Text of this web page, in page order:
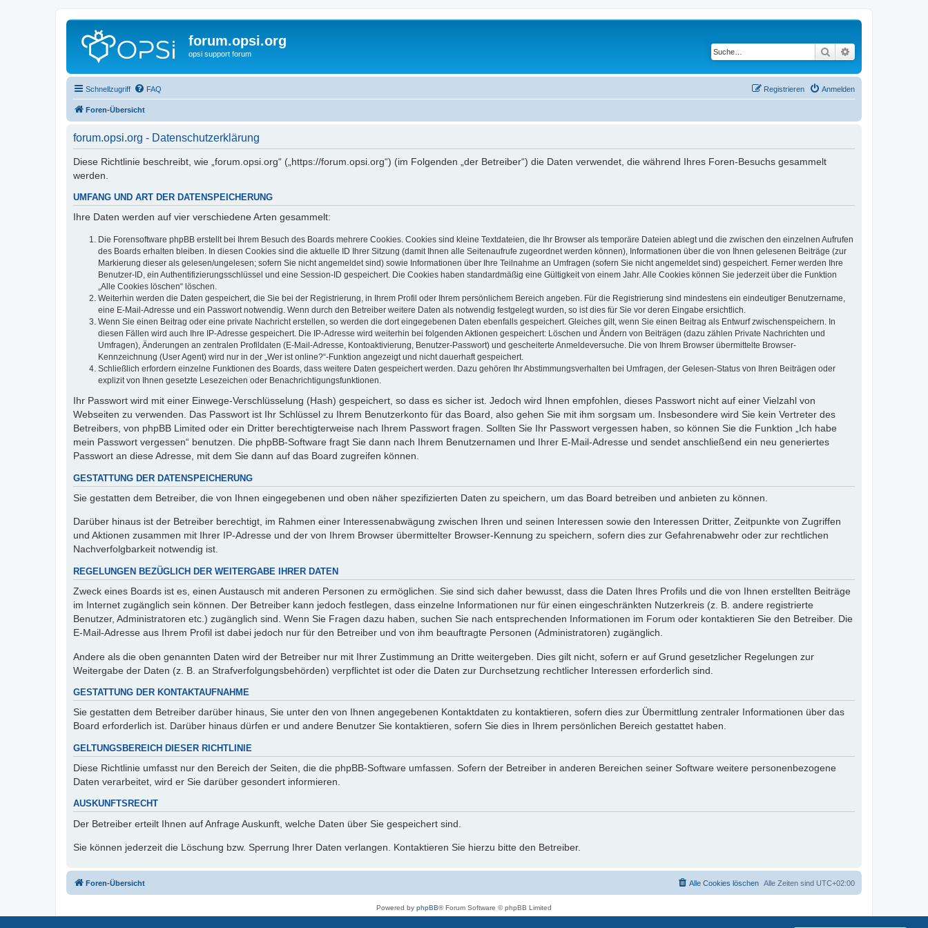
forum.opsi.org
opsi support forum Suche
Schnellzugriff FAQ Anmelden
Registrieren
Foren-Übersicht
forum.opsi.org - Datenschutzerklärung
Diese Richtlinie beschreibt, wie „forum.opsi.org“ („https://forum.opsi.org“) (im Folgenden „der Betreiber“) die Daten verwendet, die während Ihres Foren-Besuchs gesammelt
werden.
UMFANG UND ART DER DATENSPEICHERUNG
Ihre Daten werden auf vier verschiedene Arten gesammelt:
Die Forensoftware phpBB erstellt bei Ihrem Besuch des Boards mehrere Cookies. Cookies sind kleine Textdateien, die Ihr Browser als temporäre Dateien ablegt und die zwischen den einzelnen Aufrufen
des Boards erhalten bleiben. In diesen Cookies sind die aktuelle ID Ihrer Sitzung (damit Ihnen alle Seitenaufrufe zugeordnet werden können), Informationen über die von Ihnen gelesenen Beiträge (zur
Markierung dieser als gelesen/ungelesen; sofern Sie nicht angemeldet sind) sowie Informationen über Ihre Teilnahme an Umfragen (sofern Sie nicht angemeldet sind) gespeichert. Ferner werden Ihre
Benutzer-ID, ein Authentifizierungsschlüssel und eine Session-ID gespeichert. Die Cookies haben standardmäßig eine Gültigkeit von einem Jahr. Alle Cookies können Sie jederzeit über die Funktion
„Alle Cookies löschen“ löschen.
Weiterhin werden die Daten gespeichert, die Sie bei der Registrierung, in Ihrem Profil oder Ihrem persönlichem Bereich angeben. Für die Registrierung sind mindestens ein eindeutiger Benutzername,
eine E-Mail-Adresse und ein Passwort notwendig. Wenn durch den Betreiber weitere Daten als notwendig festgelegt wurden, so ist dies für Sie vor deren Eingabe ersichtlich.
Wenn Sie einen Beitrag oder eine private Nachricht erstellen, so werden die dort eingegebenen Daten ebenfalls gespeichert. Gleiches gilt, wenn Sie einen Beitrag als Entwurf zwischenspeichern. In
diesen Fällen wird auch Ihre IP-Adresse gespeichert. Die IP-Adresse wird weiterhin bei folgenden Aktionen gespeichert: Löschen und Ändern von Beiträgen (dazu zählen Private Nachrichten und
Umfragen), Änderungen an zentralen Profildaten (E-Mail-Adresse, Kontoaktivierung, Benutzer-Passwort) und gescheiterte Anmeldeversuche. Die von Ihrem Browser übermittelte Browser-
Kennzeichnung (User Agent) wird nur in der „Wer ist online?“-Funktion angezeigt und nicht dauerhaft gespeichert.
Schließlich erfordern einzelne Funktionen des Boards, dass weitere Daten gespeichert werden. Dazu gehören Ihr Abstimmungsverhalten bei Umfragen, der Gelesen-Status von Ihren Beiträgen oder
explizit von Ihnen gesetzte Lesezeichen oder Benachrichtigungsfunktionen.
Ihr Passwort wird mit einer Einwege-Verschlüsselung (Hash) gespeichert, so dass es sicher ist. Jedoch wird Ihnen empfohlen, dieses Passwort nicht auf einer Vielzahl von
Webseiten zu verwenden. Das Passwort ist Ihr Schlüssel zu Ihrem Benutzerkonto für das Board, also gehen Sie mit ihm sorgsam um. Insbesondere wird Sie kein Vertreter des
Betreibers, von phpBB Limited oder ein Dritter berechtigterweise nach Ihrem Passwort fragen. Sollten Sie Ihr Passwort vergessen haben, so können Sie die Funktion „Ich habe
mein Passwort vergessen“ benutzen. Die phpBB-Software fragt Sie dann nach Ihrem Benutzernamen und Ihrer E-Mail-Adresse und sendet anschließend ein neu generiertes
Passwort an diese Adresse, mit dem Sie dann auf das Board zugreifen können.
GESTATTUNG DER DATENSPEICHERUNG
Sie gestatten dem Betreiber, die von Ihnen eingegebenen und oben näher spezifizierten Daten zu speichern, um das Board betreiben und anbieten zu können.
Darüber hinaus ist der Betreiber berechtigt, im Rahmen einer Interessenabwägung zwischen Ihren und seinen Interessen sowie den Interessen Dritter, Zeitpunkte von Zugriffen
und Aktionen zusammen mit Ihrer IP-Adresse und der von Ihrem Browser übermittelter Browser-Kennung zu speichern, sofern dies zur Gefahrenabwehr oder zur rechtlichen
Nachverfolgbarkeit notwendig ist.
REGELUNGEN BEZÜGLICH DER WEITERGABE IHRER DATEN
Zweck eines Boards ist es, einen Austausch mit anderen Personen zu ermöglichen. Sie sind sich daher bewusst, dass die Daten Ihres Profils und die von Ihnen erstellten Beiträge
im Internet zugänglich sein können. Der Betreiber kann jedoch festlegen, dass einzelne Informationen nur für einen eingeschränkten Nutzerkreis (z. B. andere registrierte
Benutzer, Administratoren etc.) zugänglich sind. Wenn Sie Fragen dazu haben, suchen Sie nach entsprechenden Informationen im Forum oder kontaktieren Sie den Betreiber. Die
E-Mail-Adresse aus Ihrem Profil ist dabei jedoch nur für den Betreiber und von ihm beauftragte Personen (Administratoren) zugänglich.
Andere als die oben genannten Daten wird der Betreiber nur mit Ihrer Zustimmung an Dritte weitergeben. Dies gilt nicht, sofern er auf Grund gesetzlicher Regelungen zur
Weitergabe der Daten (z. B. an Strafverfolgungsbehörden) verpflichtet ist oder die Daten zur Durchsetzung rechtlicher Interessen erforderlich sind.
GESTATTUNG DER KONTAKTAUFNAHME
Sie gestatten dem Betreiber darüber hinaus, Sie unter den von Ihnen angegebenen Kontaktdaten zu kontaktieren, sofern dies zur Übermittlung zentraler Informationen über das
Board erforderlich ist. Darüber hinaus dürfen er und andere Benutzer Sie kontaktieren, sofern Sie dies in Ihrem persönlichen Bereich gestattet haben.
GELTUNGSBEREICH DIESER RICHTLINIE
Diese Richtlinie umfasst nur den Bereich der Seiten, die die phpBB-Software umfassen. Sofern der Betreiber in anderen Bereichen seiner Software weitere personenbezogene
Daten verarbeitet, wird er Sie darüber gesondert informieren.
AUSKUNFTSRECHT
Der Betreiber erteilt Ihnen auf Anfrage Auskunft, welche Daten über Sie gespeichert sind.
Sie können jederzeit die Löschung bzw. Sperrung Ihrer Daten verlangen. Kontaktieren Sie hierzu bitte den Betreiber.
Foren-Übersicht Alle Zeiten sind UTC+02:00
Alle Cookies löschen
Powered by phpBB® Forum Software © phpBB Limited